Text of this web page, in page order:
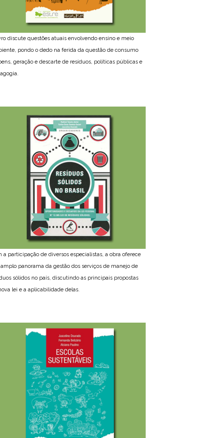
discute questões atuais envolvendo ensino e meio
pondo o dedo na ferida da questão de consumo
geração e descarte de resíduos, políticas públicas e
a participação de diversos especialistas, a obra oferece
panorama da gestão dos serviços de manejo de
sólidos no país, discutindo as principais propostas
lei e a aplicabilidade delas.